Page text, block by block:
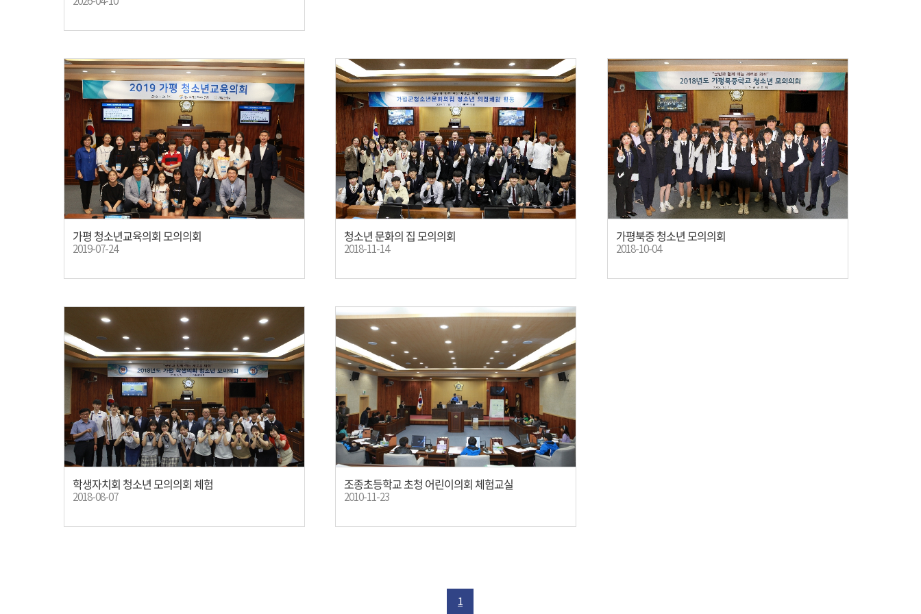
가평 청소년교육의회 모의의회
2019-07-24
청소년 문화의 집 모의의회
2018-11-14
가평북중 청소년 모의의회
2018-10-04
학생자치회 청소년 모의의회 체험
2018-08-07
조종초등학교 초청 어린이의회 체험교실
2010-11-23
1